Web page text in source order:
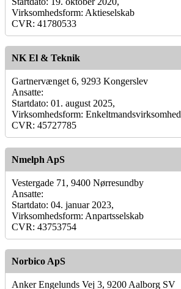
Virksomhedsform: Aktieselskab
CVR: 41780533
NK El & Teknik
Gartnervænget 6, 9293 Kongerslev
Ansatte:
Startdato: 01. august 2025,
Virksomhedsform: Enkeltmandsvirksomhed
CVR: 45727785
Nmelph ApS
Vestergade 71, 9400 Nørresundby
Ansatte:
Startdato: 04. januar 2023,
Virksomhedsform: Anpartsselskab
CVR: 43753754
Norbico ApS
Anker Engelunds Vej 3, 9200 Aalborg SV